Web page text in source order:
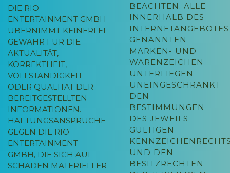
DIE RIO
ENTERTAINMENT GMBH
ÜBERNIMMT KEINERLEI
GEWÄHR FÜR DIE
AKTUALITÄT,
KORREKTHEIT,
VOLLSTÄNDIGKEIT
ODER QUALITÄT DER
BEREITGESTELLTEN
INFORMATIONEN.
HAFTUNGSANSPRÜCHE
GEGEN DIE RIO
ENTERTAINMENT
GMBH, DIE SICH AUF
SCHÄDEN MATERIELLER
BEACHTEN. ALLE
INNERHALB DES
INTERNETANGEBOTES
GENANNTEN
MARKEN- UND
WARENZEICHEN
UNTERLIEGEN
UNEINGESCHRÄNKT
DEN
BESTIMMUNGEN
DES JEWEILS
GÜLTIGEN
UND DEN
BESITZRECHTEN